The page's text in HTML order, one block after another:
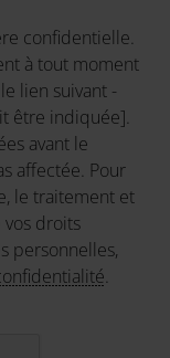
confidentielle.
à tout moment
lien suivant -
être indiquée].
avant le
affectée. Pour
le traitement et
droits
personnelles,
.